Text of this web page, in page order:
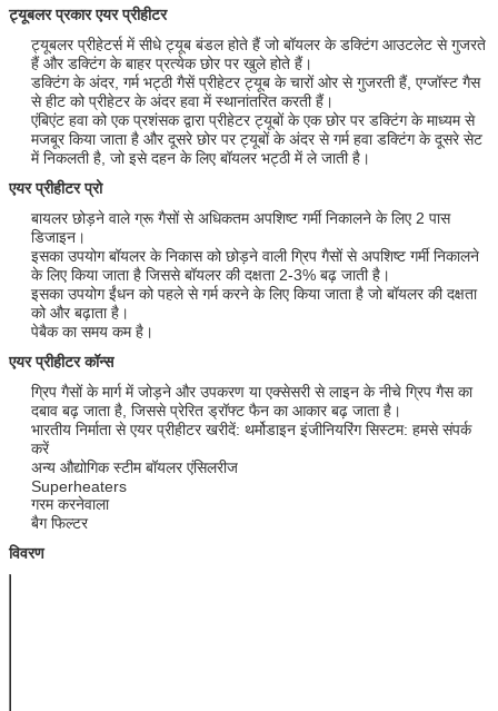
ट्यूबलर प्रकार एयर प्रीहीटर
ट्यूबलर प्रीहेटर्स में सीधे ट्यूब बंडल होते हैं जो बॉयलर के डक्टिंग आउटलेट से गुजरते
हैं और डक्टिंग के बाहर प्रत्येक छोर पर खुले होते हैं।
डक्टिंग के अंदर, गर्म भट्ठी गैसें प्रीहेटर ट्यूब के चारों ओर से गुजरती हैं, एग्जॉस्ट गैस
से हीट को प्रीहेटर के अंदर हवा में स्थानांतरित करती हैं।
एंबिएंट हवा को एक प्रशंसक द्वारा प्रीहेटर ट्यूबों के एक छोर पर डक्टिंग के माध्यम से
मजबूर किया जाता है और दूसरे छोर पर ट्यूबों के अंदर से गर्म हवा डक्टिंग के दूसरे सेट
में निकलती है, जो इसे दहन के लिए बॉयलर भट्ठी में ले जाती है।
एयर प्रीहीटर प्रो
बायलर छोड़ने वाले ग्रू गैसों से अधिकतम अपशिष्ट गर्मी निकालने के लिए 2 पास
डिजाइन।
इसका उपयोग बॉयलर के निकास को छोड़ने वाली ग्रिप गैसों से अपशिष्ट गर्मी निकालने
के लिए किया जाता है जिससे बॉयलर की दक्षता 2-3% बढ़ जाती है।
इसका उपयोग ईंधन को पहले से गर्म करने के लिए किया जाता है जो बॉयलर की दक्षता
को और बढ़ाता है।
पेबैक का समय कम है।
एयर प्रीहीटर कॉन्स
ग्रिप गैसों के मार्ग में जोड़ने और उपकरण या एक्सेसरी से लाइन के नीचे ग्रिप गैस का
दबाव बढ़ जाता है, जिससे प्रेरित ड्रॉफ्ट फैन का आकार बढ़ जाता है।
भारतीय निर्माता से एयर प्रीहीटर खरीदें: थर्मोडाइन इंजीनियरिंग सिस्टम: हमसे संपर्क
करें
अन्य औद्योगिक स्टीम बॉयलर एंसिलरीज
Superheaters
गरम करनेवाला
बैग फिल्टर
विवरण